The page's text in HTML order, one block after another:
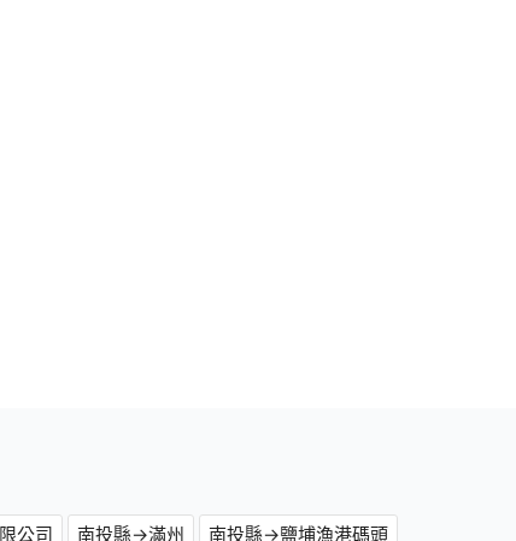
公司 南投縣→滿州 南投縣→鹽埔漁港碼頭